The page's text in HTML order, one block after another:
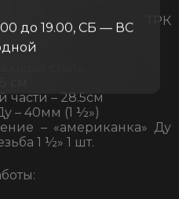
для ТРК
– 28.5см
– 40мм (1 ½»)
– «американка» Ду
1 ½» 1 шт.
до 19.00, СБ — ВС